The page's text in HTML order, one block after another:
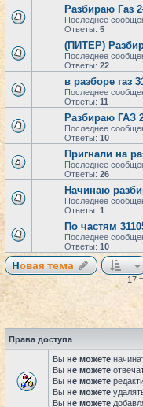
Разбираю Газ
Последнее
Ответы: 5
(ПИТЕР)
Последнее
Ответы: 22
в разборе газ
Последнее
Ответы: 11
Разбираю ГАЗ
Последнее
Ответы: 10
Пригнали на
Последнее
Ответы: 26
Начинаю
Последнее
Ответы: 1
По частям
Последнее
Ответы: 10
Новая тема
17
Права доступа
Вы не можете
Вы не можете
Вы не можете
Вы не можете
Вы не можете